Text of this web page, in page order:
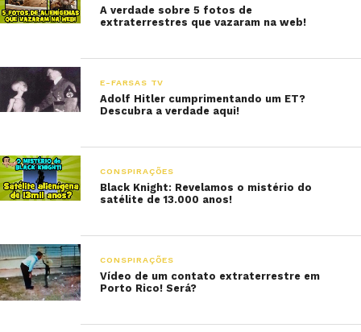
A verdade sobre 5 fotos de
extraterrestres que vazaram na web!
E-FARSAS TV
Adolf Hitler cumprimentando um ET?
Descubra a verdade aqui!
CONSPIRAÇÕES
Black Knight: Revelamos o mistério do
satélite de 13.000 anos!
CONSPIRAÇÕES
Vídeo de um contato extraterrestre em
Porto Rico! Será?